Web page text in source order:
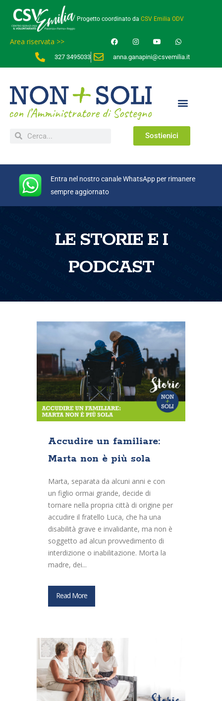
Progetto coordinato da CSV Emilia ODV
Area riservata >>
327 3495033 anna.ganapini@csvemilia.it
Sostienici
Entra nel nostro canale WhatsApp per rimanere
sempre aggiornato
LE STORIE E I
PODCAST
Accudire un familiare:
Marta non è più sola
Marta, separata da alcuni anni e con
un figlio ormai grande, decide di
tornare nella propria città di origine per
accudire il fratello Luca, che ha una
disabilità grave e invalidante, ma non è
soggetto ad alcun provvedimento di
interdizione o inabilitazione. Morta la
madre, dei...
Read More